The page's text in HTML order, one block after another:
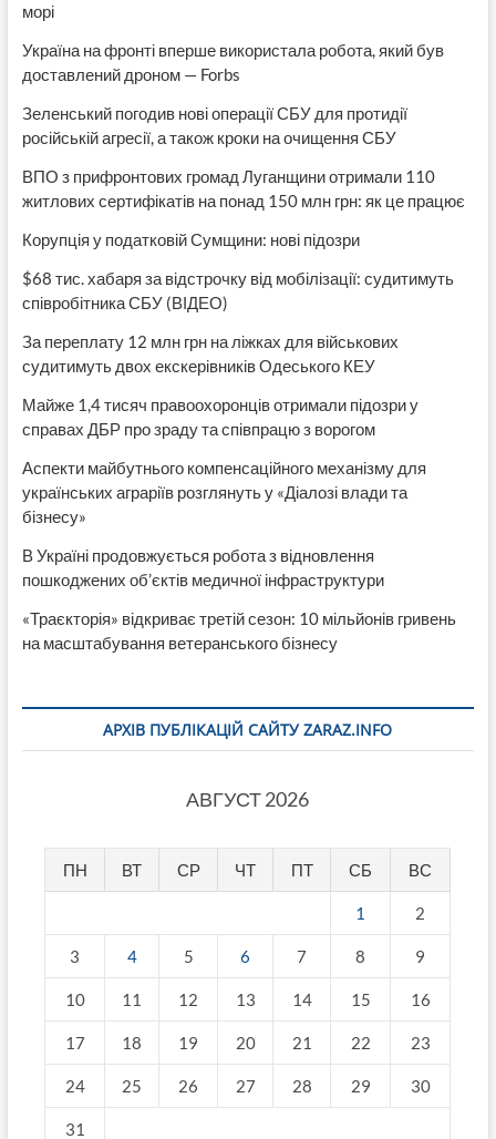
морі
Україна на фронті вперше використала робота, який був
доставлений дроном — Forbs
Зеленський погодив нові операції СБУ для протидії
російській агресії, а також кроки на очищення СБУ
ВПО з прифронтових громад Луганщини отримали 110
житлових сертифікатів на понад 150 млн грн: як це працює
Корупція у податковій Сумщини: нові підозри
$68 тис. хабаря за відстрочку від мобілізації: судитимуть
співробітника СБУ (ВІДЕО)
За переплату 12 млн грн на ліжках для військових
судитимуть двох екскерівників Одеського КЕУ
Майже 1,4 тисяч правоохоронців отримали підозри у
справах ДБР про зраду та співпрацю з ворогом
Аспекти майбутнього компенсаційного механізму для
українських аграріїв розглянуть у «Діалозі влади та
бізнесу»
В Україні продовжується робота з відновлення
пошкоджених об’єктів медичної інфраструктури
«Траєкторія» відкриває третій сезон: 10 мільйонів гривень
на масштабування ветеранського бізнесу
АРХІВ ПУБЛІКАЦІЙ САЙТУ ZARAZ.INFO
АВГУСТ 2026
ПН ВТ СР ЧТ ПТ СБ ВС
1 2
3 4 5 6 7 8 9
10 11 12 13 14 15 16
17 18 19 20 21 22 23
24 25 26 27 28 29 30
31